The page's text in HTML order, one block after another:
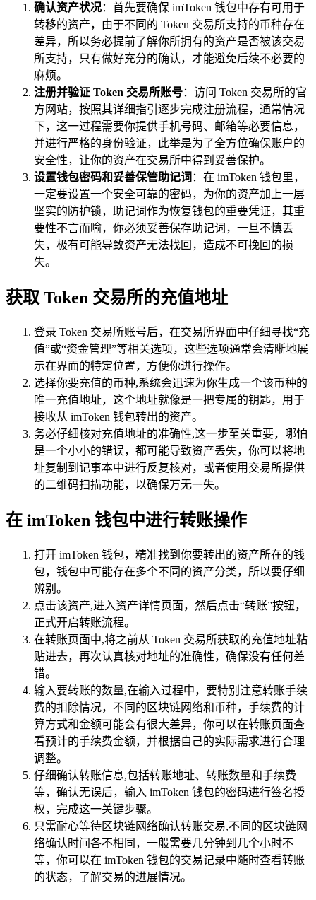
确认资产状况：首先要确保 imToken 钱包中存有可用于
转移的资产，由于不同的 Token 交易所支持的币种存在
差异，所以务必提前了解你所拥有的资产是否被该交易
所支持，只有做好充分的确认，才能避免后续不必要的
麻烦。
注册并验证 Token 交易所账号：访问 Token 交易所的官
方网站，按照其详细指引逐步完成注册流程，通常情况
下，这一过程需要你提供手机号码、邮箱等必要信息，
并进行严格的身份验证，此举是为了全方位确保账户的
安全性，让你的资产在交易所中得到妥善保护。
设置钱包密码和妥善保管助记词 ：在 imToken 钱包里，
一定要设置一个安全可靠的密码，为你的资产加上一层
坚实的防护锁，助记词作为恢复钱包的重要凭证，其重
要性不言而喻，你必须妥善保存助记词，一旦不慎丢
失，极有可能导致资产无法找回，造成不可挽回的损
失。
获取 Token 交易所的充值地址
登录 Token 交易所账号后，在交易所界面中仔细寻找“充
值”或“资金管理”等相关选项，这些选项通常会清晰地展
示在界面的特定位置，方便你进行操作。
选择你要充值的币种,系统会迅速为你生成一个该币种的
唯一充值地址，这个地址就像是一把专属的钥匙，用于
接收从 imToken 钱包转出的资产。
务必仔细核对充值地址的准确性,这一步至关重要，哪怕
是一个小小的错误，都可能导致资产丢失，你可以将地
址复制到记事本中进行反复核对，或者使用交易所提供
的二维码扫描功能，以确保万无一失。
在 imToken 钱包中进行转账操作
打开 imToken 钱包，精准找到你要转出的资产所在的钱
包，钱包中可能存在多个不同的资产分类，所以要仔细
辨别。
点击该资产,进入资产详情页面，然后点击“转账”按钮，
正式开启转账流程。
在转账页面中,将之前从 Token 交易所获取的充值地址粘
贴进去，再次认真核对地址的准确性，确保没有任何差
错。
输入要转账的数量,在输入过程中，要特别注意转账手续
费的扣除情况，不同的区块链网络和币种，手续费的计
算方式和金额可能会有很大差异，你可以在转账页面查
看预计的手续费金额，并根据自己的实际需求进行合理
调整。
仔细确认转账信息,包括转账地址、转账数量和手续费
等，确认无误后，输入 imToken 钱包的密码进行签名授
权，完成这一关键步骤。
只需耐心等待区块链网络确认转账交易,不同的区块链网
络确认时间各不相同，一般需要几分钟到几个小时不
等，你可以在 imToken 钱包的交易记录中随时查看转账
的状态，了解交易的进展情况。